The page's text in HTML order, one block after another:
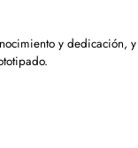
y dedicación, y